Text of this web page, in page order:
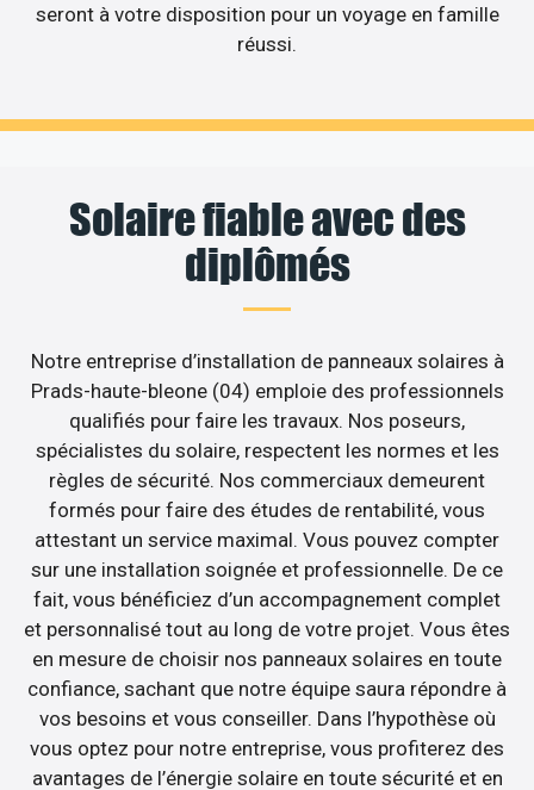
seront à votre disposition pour un voyage en famille
réussi.
Solaire fiable avec des
diplômés
Notre entreprise d’installation de panneaux solaires à
Prads-haute-bleone (04) emploie des professionnels
qualifiés pour faire les travaux. Nos poseurs,
spécialistes du solaire, respectent les normes et les
règles de sécurité. Nos commerciaux demeurent
formés pour faire des études de rentabilité, vous
attestant un service maximal. Vous pouvez compter
sur une installation soignée et professionnelle. De ce
fait, vous bénéficiez d’un accompagnement complet
et personnalisé tout au long de votre projet. Vous êtes
en mesure de choisir nos panneaux solaires en toute
confiance, sachant que notre équipe saura répondre à
vos besoins et vous conseiller. Dans l’hypothèse où
vous optez pour notre entreprise, vous profiterez des
avantages de l’énergie solaire en toute sécurité et en